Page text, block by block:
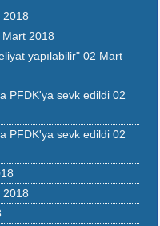
2018
Mart 2018
yapılabilir" 02 Mart
PFDK'ya sevk edildi 02
PFDK'ya sevk edildi 02
2018